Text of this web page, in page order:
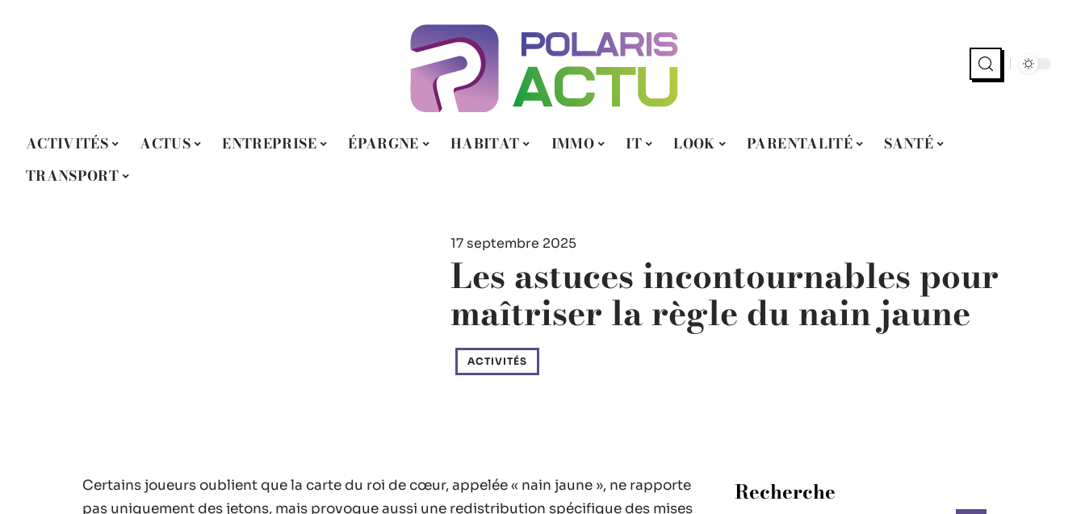
ACTIVITÉS ACTUS ENTREPRISE ÉPARGNE HABITAT IMMO IT LOOK PARENTALITÉ
SANTÉ
TRANSPORT
17 septembre 2025
Les astuces incontournables pour
maîtriser la règle du nain jaune
ACTIVITÉS
Certains joueurs oublient que la carte du roi de cœur, appelée « nain jaune », ne rapporte
pas uniquement des jetons, mais provoque aussi une redistribution spécifique des mises
Recherche